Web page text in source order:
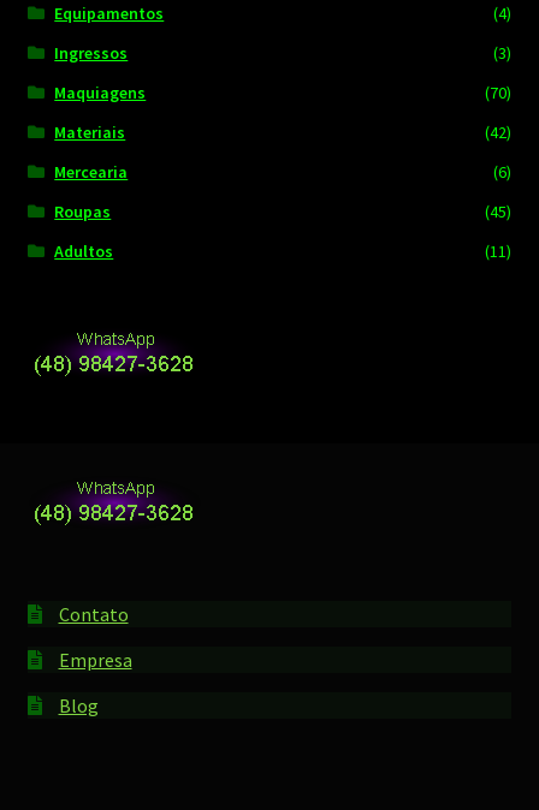
Equipamentos
(4)
Ingressos
(3)
Maquiagens
(70)
Materiais
(42)
Mercearia
(6)
Roupas
(45)
Adultos
(11)
Contato
Empresa
Blog